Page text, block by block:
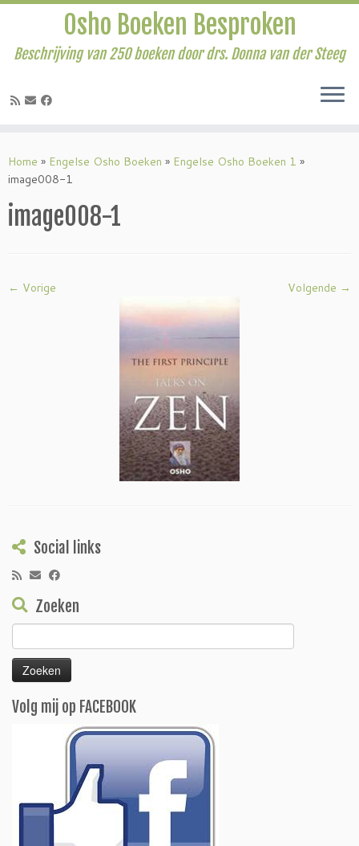
naar
inhoud
Osho Boeken Besproken
Beschrijving van 250 boeken door drs. Donna van der Steeg
Home » Engelse Osho Boeken » Engelse Osho Boeken 1 »
image008-1
image008-1
← Vorige Volgende →
Social links
Zoeken
naar:
Volg mij op FACEBOOK